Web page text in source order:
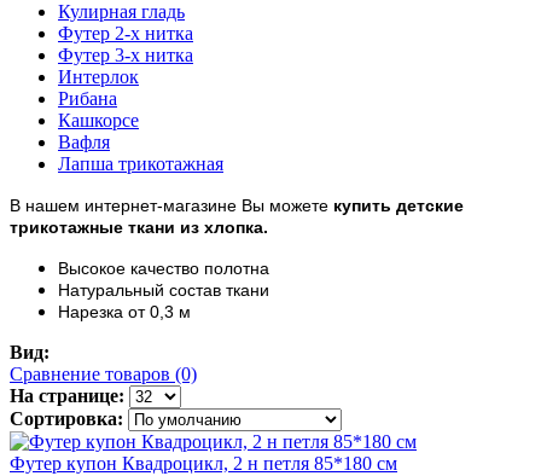
Кулирная гладь
Футер 2-х нитка
Футер 3-х нитка
Интерлок
Рибана
Кашкорсе
Вафля
Лапша трикотажная
В нашем интернет-магазине Вы можете купить детские
трикотажные ткани из хлопка.
Высокое качество полотна
Натуральный состав ткани
Нарезка от 0,3 м
Вид:
Сравнение товаров (0)
На странице:
Сортировка:
Футер купон Квадроцикл, 2 н петля 85*180 см